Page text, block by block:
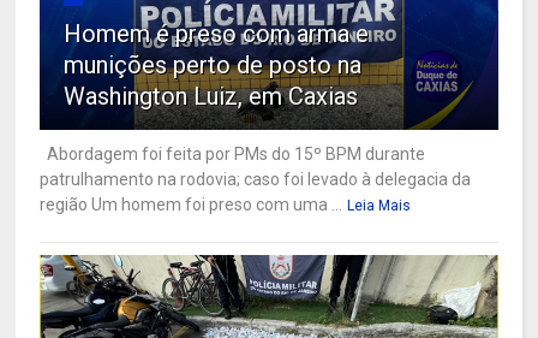
Homem é preso com arma e
munições perto de posto na
Washington Luiz, em Caxias
Abordagem foi feita por PMs do 15º BPM durante
patrulhamento na rodovia; caso foi levado à delegacia da
região Um homem foi preso com uma ... Leia Mais